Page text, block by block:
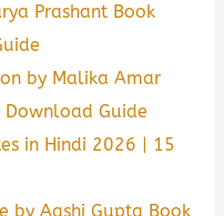
Prashant Book
by Malika Amar
Download Guide
in Hindi 2026 | 15
by Aashi Gupta Book